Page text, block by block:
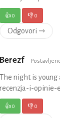
👍0 👎0
Odgovori ⇾
Berezf
The night is
recenzja-i-opinie-
👍0 👎0